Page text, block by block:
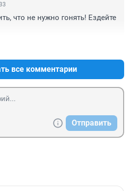
что не нужно гонять! Ездейте
все комментарии
Отправить